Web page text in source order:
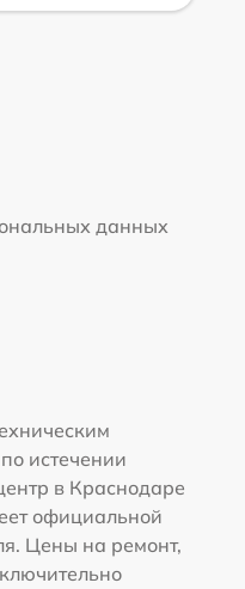
данных
истечении
в Краснодаре
официальной
Цены на ремонт,